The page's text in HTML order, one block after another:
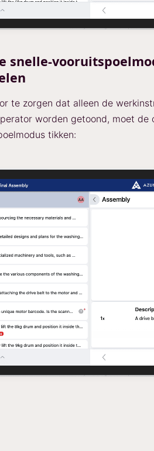
snelle-
te zorgen dat alleen de
worden getoond, moet
tikken: